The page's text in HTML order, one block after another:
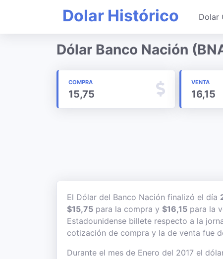
Dolar Histórico Dolar
Dólar Banco Nación
COMPRA
15,75
VENTA
16,15
El Dólar del Banco Nación finalizó el día
$15,75 para la compra y $16,15 para la
Estadounidense billete respecto a la
cotización de compra y la de venta fue
Durante el mes de Enero del 2017 el